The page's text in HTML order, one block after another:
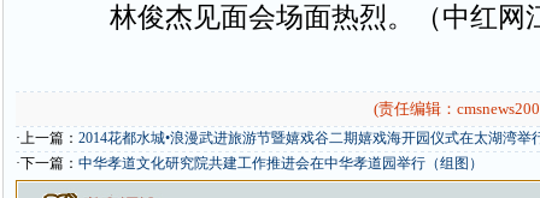
林俊杰见面会场面热烈。（中红网
(责任编辑：
·上一篇： 2014花都水城•浪漫武进旅游节暨嬉戏谷二期嬉戏海开园仪式在太湖湾举
·下一篇： 中华孝道文化研究院共建工作推进会在中华孝道园举行（组图）